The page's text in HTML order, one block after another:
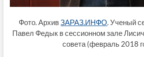
Фото. АрхивЗАРАЗ.ИНФО. Ученый
Павел Федык в сессионном зале
совета (февраль 2018